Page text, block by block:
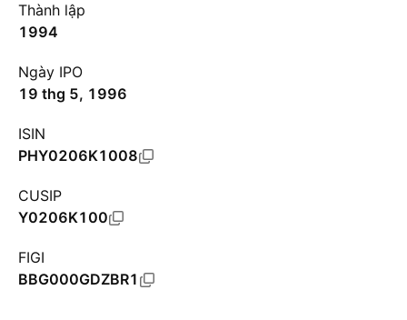
Thành lập
1994
Ngày IPO
19 thg 5, 1996
ISIN
PHY0206K1008
CUSIP
Y0206K100
FIGI
BBG000GDZBR1